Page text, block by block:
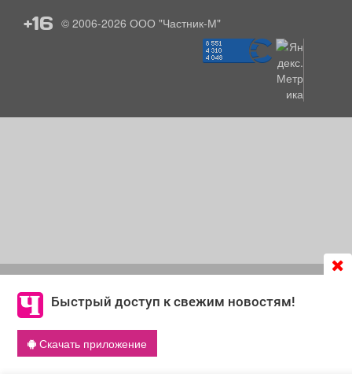
Быстрый доступ к свежим новостям!
Скачать приложение
согласие на обработку файлов cookie, которые
обеспечивают корректную работу сайта и сбора
информации для улучшения качества сервисов.
Что такое cookie
+16 © 2006-2026 ООО "Частник-М"